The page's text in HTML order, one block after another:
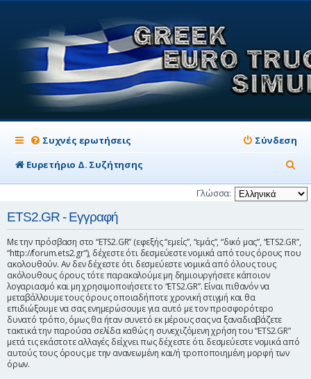
Συχνές ερωτήσεις
Σύνδεση
Ευρετήριο Δ. Συζήτησης
ν
α
ή
Γλώσσα:
ETS2.GR - Εγγραφή
Με την πρόσβαση στο “ETS2.GR” (εφεξής “εμείς”, “εμάς”, “δικό μας”, “ETS2.GR”,
“http://forum.ets2.gr”), δέχεστε ότι δεσμεύεστε νομικά από τους όρους που
ακολουθούν. Αν δεν δέχεστε ότι δεσμεύεστε νομικά από όλους τους
ακόλουθους όρους τότε παρακαλούμε μη δημιουργήσετε κάποιον
λογαριασμό και μη χρησιμοποιήσετε το “ETS2.GR”. Είναι πιθανόν να
μεταβάλλουμε τους όρους οποιαδήποτε χρονική στιγμή και θα
επιδιώξουμε να σας ενημερώσουμε για αυτό με τον προσφορότερο
δυνατό τρόπο, όμως θα ήταν συνετό εκ μέρους σας να ξαναδιαβάζετε
τακτικά την παρούσα σελίδα καθώς η συνεχιζόμενη χρήση του “ETS2.GR”
μετά τις εκάστοτε αλλαγές δείχνει πως δέχεστε ότι δεσμεύεστε νομικά από
αυτούς τους όρους με την ανανεωμένη και/ή τροποποιημένη μορφή των
όρων.